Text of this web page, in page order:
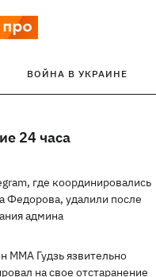
ВОЙНА В УКРАИНЕ
24 часа
где координировались
Федорова, удалили после
админа
ММА Гудзь язвительно
на свое отстаранение